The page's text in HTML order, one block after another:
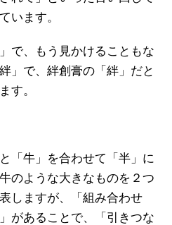
います。
で、もう見かけることもな
」で、絆創膏の「絆」だと
す。
「牛」を合わせて「半」に
のような大きなものを２つ
しますが、「組み合わせ
があることで、「引きつな